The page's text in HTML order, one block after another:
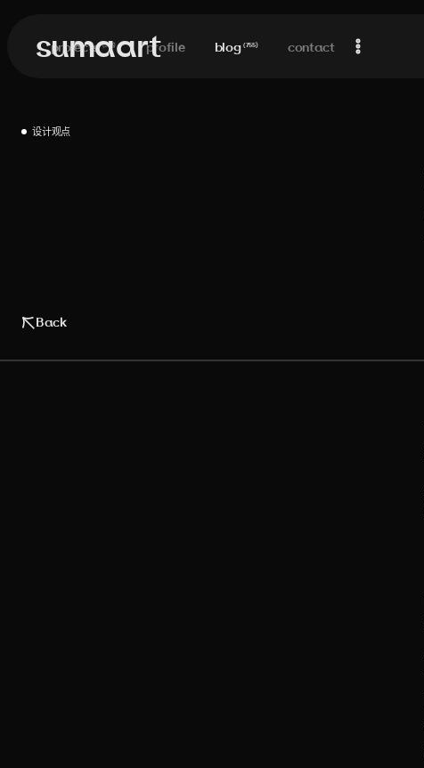
sumaart
projects (313) profile blog (755) contact
设计观点
Back